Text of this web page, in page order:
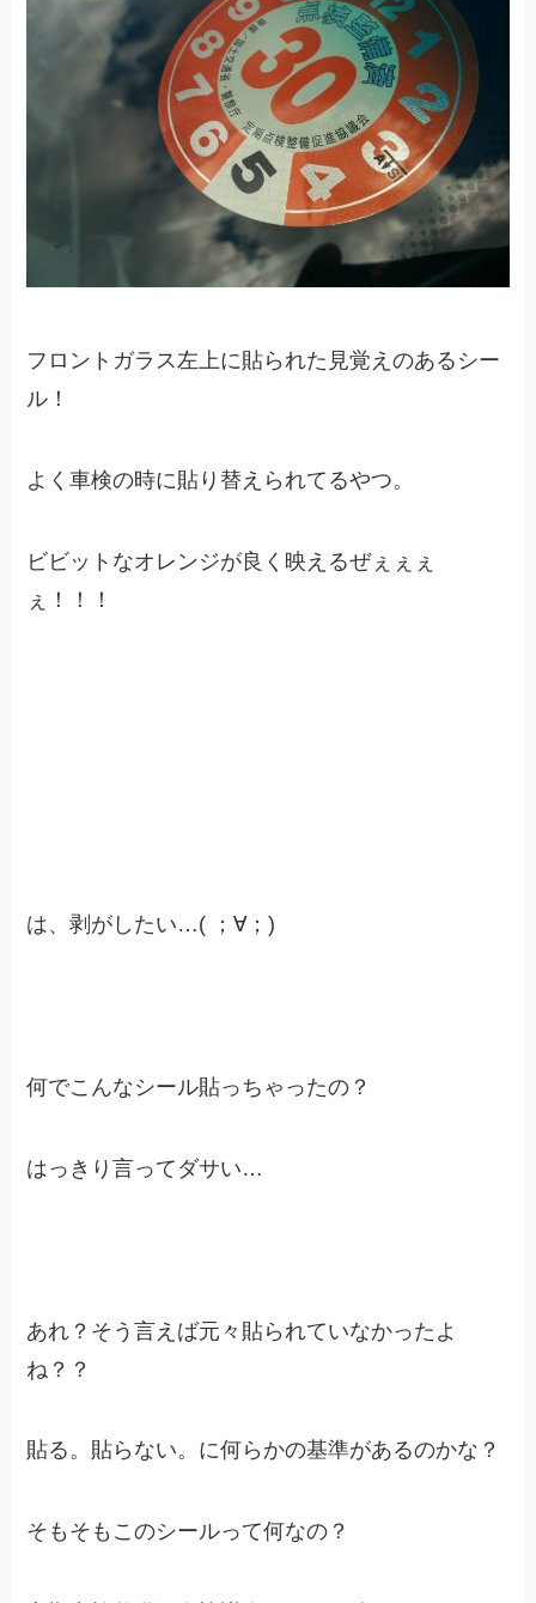
フロントガラス左上に貼られた見覚えのあるシー
ル！
よく車検の時に貼り替えられてるやつ。
ビビットなオレンジが良く映えるぜぇぇぇ
ぇ！！！
は、剥がしたい…( ；∀；)
何でこんなシール貼っちゃったの？
はっきり言って ダサい…
あれ？そう言えば元々貼られていなかったよ
ね？？
貼る。貼らない。に何らかの基準があるのかな？
そもそもこのシールって何なの？